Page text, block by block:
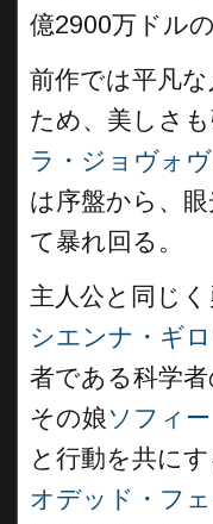
億2900万ドル
前作では平凡
ため、美しさ
ラ・ジョヴォ
は序盤から、
て暴れ回る。
主人公と同じ
シエンナ・ギ
者である科学者
その娘ソフィ
と行動を共に
オデッド・フ